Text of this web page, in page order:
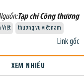
Tạp chí Công thương
Việt thương vụ việt nam
Link gốc
XEM NHIỀU